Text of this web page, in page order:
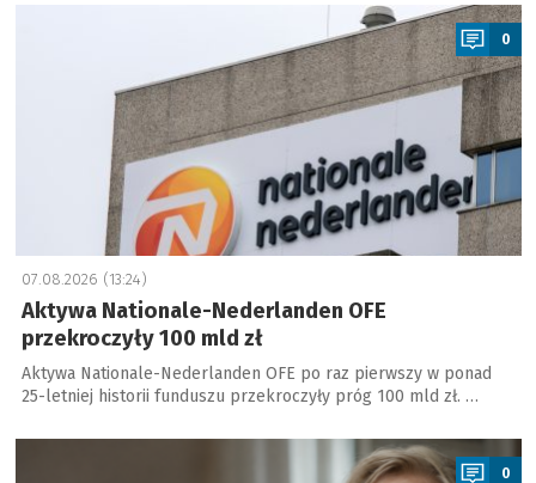
0
07.08.2026 (13:24)
Aktywa Nationale-Nederlanden OFE
przekroczyły 100 mld zł
Aktywa Nationale-Nederlanden OFE po raz pierwszy w ponad
25-letniej historii funduszu przekroczyły próg 100 mld zł. …
a
0